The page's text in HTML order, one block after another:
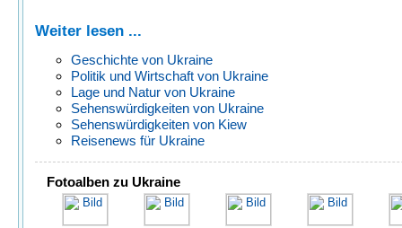
Weiter lesen ...
Geschichte von Ukraine
Politik und Wirtschaft von Ukraine
Lage und Natur von Ukraine
Sehenswürdigkeiten von Ukraine
Sehenswürdigkeiten von Kiew
Reisenews für Ukraine
Fotoalben zu Ukraine